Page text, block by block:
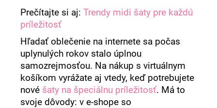
Prečítajte si aj:Trendy midi šaty pre každú
príležitosť
Hľadať oblečenie na internete sa počas
uplynulých rokov stalo úplnou
samozrejmosťou. Na nákup s virtuálnym
košíkom vyrážate aj vtedy, keď potrebujete
nové šaty na špeciálnu príležitosť. Má to
svoje dôvody: v e-shope so
HĽADAŤ